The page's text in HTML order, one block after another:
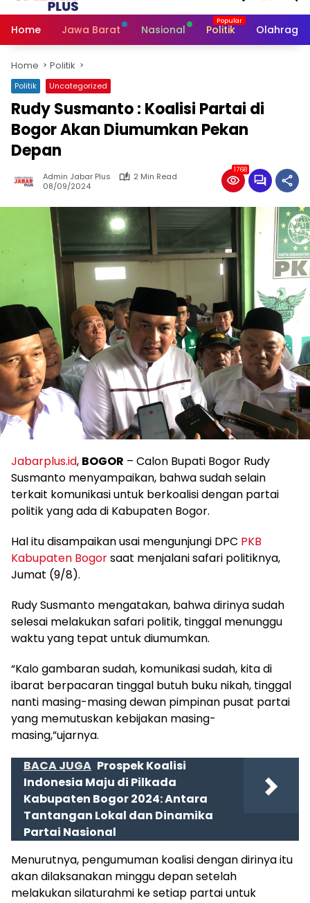
Home
Jawa Barat Nasional Politik Olahraga
Home Politik
Politik Uncategorized
Rudy Susmanto : Koalisi Partai di
Bogor Akan Diumumkan Pekan
Depan
Admin Jabar Plus
2 Min Read
08/09/2024
1768
Jabarplus.id, BOGOR – Calon Bupati Bogor Rudy
Susmanto menyampaikan, bahwa sudah selain
terkait komunikasi untuk berkoalisi dengan partai
politik yang ada di Kabupaten Bogor.
Hal itu disampaikan usai mengunjungi DPC PKB
Kabupaten Bogorsaat menjalani safari politiknya,
Jumat (9/8).
Rudy Susmanto mengatakan, bahwa dirinya sudah
selesai melakukan safari politik, tinggal menunggu
waktu yang tepat untuk diumumkan.
“Kalo gambaran sudah, komunikasi sudah, kita di
ibarat berpacaran tinggal butuh buku nikah, tinggal
nanti masing-masing dewan pimpinan pusat partai
yang memutuskan kebijakan masing-
masing,”ujarnya.
BACA JUGA Prospek Koalisi
Indonesia Maju di Pilkada
Kabupaten Bogor 2024: Antara
Tantangan Lokal dan Dinamika
Partai Nasional
Menurutnya, pengumuman koalisi dengan dirinya itu
akan dilaksanakan minggu depan setelah
melakukan silaturahmi ke setiap partai untuk